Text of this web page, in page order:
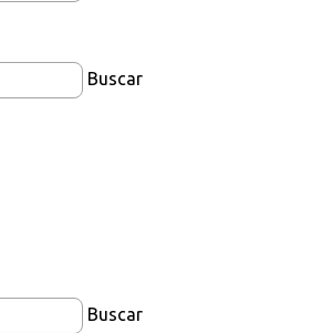
Buscar
Buscar